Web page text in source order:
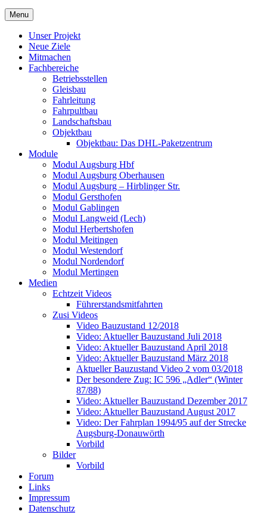
Menu
Unser Projekt
Neue Ziele
Mitmachen
Fachbereiche
Betriebsstellen
Gleisbau
Fahrleitung
Fahrpultbau
Landschaftsbau
Objektbau
Objektbau: Das DHL-Paketzentrum
Module
Modul Augsburg Hbf
Modul Augsburg Oberhausen
Modul Augsburg – Hirblinger Str.
Modul Gersthofen
Modul Gablingen
Modul Langweid (Lech)
Modul Herbertshofen
Modul Meitingen
Modul Westendorf
Modul Nordendorf
Modul Mertingen
Medien
Echtzeit Videos
Führerstandsmitfahrten
Zusi Videos
Video Bauzustand 12/2018
Video: Aktueller Bauzustand Juli 2018
Video: Aktueller Bauzustand April 2018
Video: Aktueller Bauzustand März 2018
Aktueller Bauzustand Video 2 vom 03/2018
Der besondere Zug: IC 596 „Adler“ (Winter
87/88)
Video: Aktueller Bauzustand Dezember 2017
Video: Aktueller Bauzustand August 2017
Video: Der Fahrplan 1994/95 auf der Strecke
Augsburg-Donauwörth
Vorbild
Bilder
Vorbild
Forum
Links
Impressum
Datenschutz